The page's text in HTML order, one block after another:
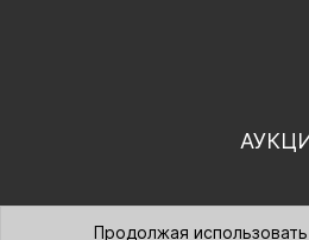
Продолжая